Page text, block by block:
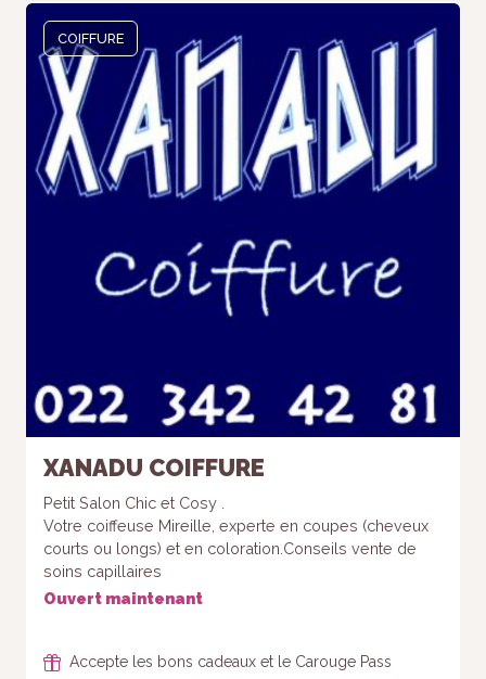
COIFFURE
XANADU COIFFURE
Petit Salon Chic et Cosy .
Votre coiffeuse Mireille, experte en coupes (cheveux
courts ou longs) et en coloration.Conseils vente de
soins capillaires
Ouvert maintenant
Accepte les bons cadeaux et le Carouge Pass